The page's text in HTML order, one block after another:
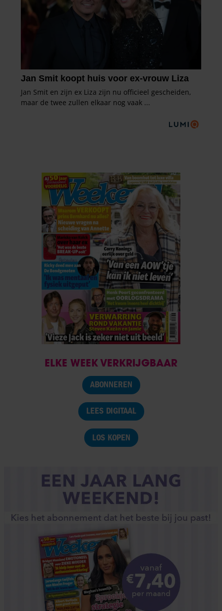
ELKE WEEK VERKRIJGBAAR
ABONNEREN
LEES DIGITAAL
LOS KOPEN